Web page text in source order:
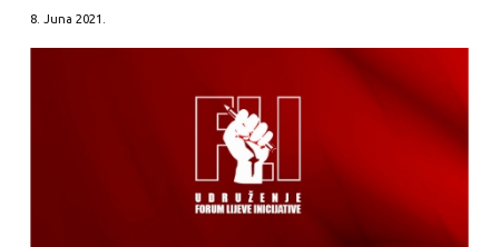
8. Juna 2021.